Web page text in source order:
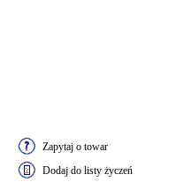
Zapytaj o towar
Dodaj do listy życzeń